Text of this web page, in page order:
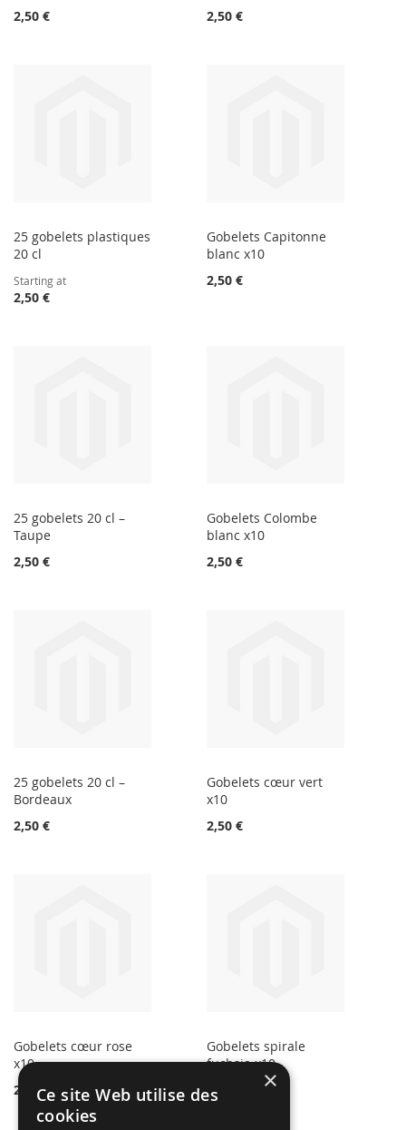
2,50 €
2,50 €
25 gobelets plastiques
20 cl
Starting at
2,50 €
Gobelets Capitonne
blanc x10
2,50 €
25 gobelets 20 cl –
Taupe
2,50 €
Gobelets Colombe
blanc x10
2,50 €
25 gobelets 20 cl –
Bordeaux
2,50 €
Gobelets cœur vert
x10
2,50 €
Gobelets cœur rose
x10
2,49 €
Gobelets spirale
fuchsia x10
2,50 €
×
Ce site Web utilise des
cookies